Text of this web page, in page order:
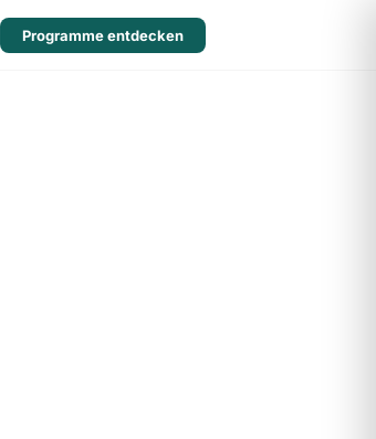
Programme entdecken